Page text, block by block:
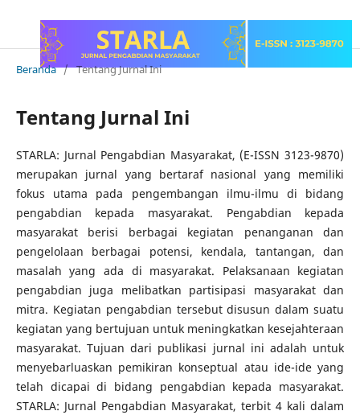
Beranda / Tentang Jurnal Ini
Tentang Jurnal Ini
STARLA: Jurnal Pengabdian Masyarakat, (E-ISSN 3123-9870)
merupakan jurnal yang bertaraf nasional yang memiliki
fokus utama pada pengembangan ilmu-ilmu di bidang
pengabdian kepada masyarakat. Pengabdian kepada
masyarakat berisi berbagai kegiatan penanganan dan
pengelolaan berbagai potensi, kendala, tantangan, dan
masalah yang ada di masyarakat. Pelaksanaan kegiatan
pengabdian juga melibatkan partisipasi masyarakat dan
mitra. Kegiatan pengabdian tersebut disusun dalam suatu
kegiatan yang bertujuan untuk meningkatkan kesejahteraan
masyarakat. Tujuan dari publikasi jurnal ini adalah untuk
menyebarluaskan pemikiran konseptual atau ide-ide yang
telah dicapai di bidang pengabdian kepada masyarakat.
STARLA: Jurnal Pengabdian Masyarakat, terbit 4 kali dalam